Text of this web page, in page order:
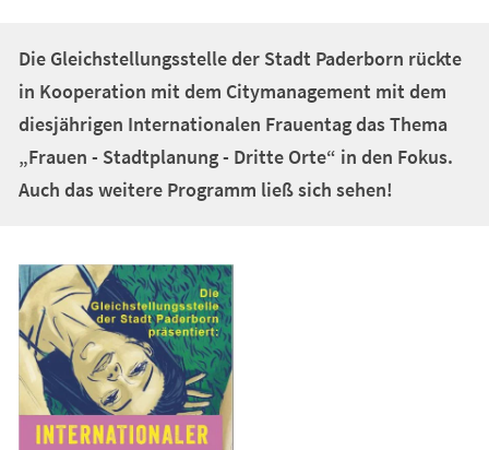
Die Gleichstellungsstelle der Stadt Paderborn rückte
in Kooperation mit dem Citymanagement mit dem
diesjährigen Internationalen Frauentag das Thema
„Frauen - Stadtplanung - Dritte Orte“ in den Fokus.
Auch das weitere Programm ließ sich sehen!